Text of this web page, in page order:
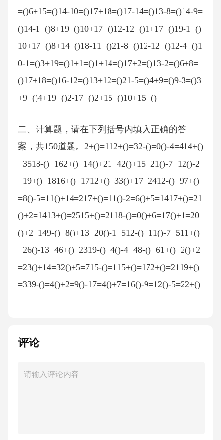
=()6+15=()14-10=()17+18=()17-14=()13-8=()14-9=
()14-1=()8+19=()10+17=()12-12=()1+17=()19-1=()
10+17=()8+14=()18-11=()21-8=()12-12=()12-4=()1
0-1=()3+19=()1+1=()1+14=()17+2=()13-2=()6+8=
()17+18=()16-12=()13+12=()21-5=()4+9=()9-3=()3
+9=()4+19=()2-17=()2+15=()10+15=()
二、计算题，请在下列括号内填入正确的答
案，共150道题。2+()=112+()=32-()=0()-4=414+()
=3518-()=162+()=14()+21=42()+15=21()-7=12()-2
=19+()=1816+()=1712+()=33()+17=2412-()=97+()
=8()-5=11()+14=217+()=11()-2=6()+5=1417+()=21
()+2=1413+()=2515+()=2118-()=0()+6=17()+1=20
()+2=149-()=8()+13=20()-1=512-()=11()-7=511+()
=26()-13=46+()=2319-()=4()-4=48-()=61+()=2()+2
=23()+14=32()+5=715-()=115+()=172+()=2119+()
=339-()=4()+2=9()-17=4()+7=16()-9=12()-5=22+()
=1013+()=325+()=235+()=262-()=119+()=2112+()
7-()=5()+21=23()-2=121+()=614-()=3()-1=15()-5=9
评论